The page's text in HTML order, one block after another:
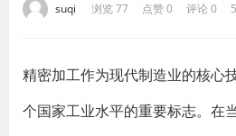
suqi 浏览 77 点赞 0 评论 0
精密加工作为现代制造业的核心
个国家工业水平的重要标志。在